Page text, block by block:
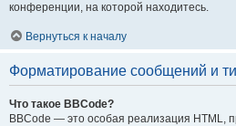
конференции, на которой находитесь.
Вернуться к началу
Форматирование сообщений и
Что такое BBCode?
BBCode — это особая реализация HTML,